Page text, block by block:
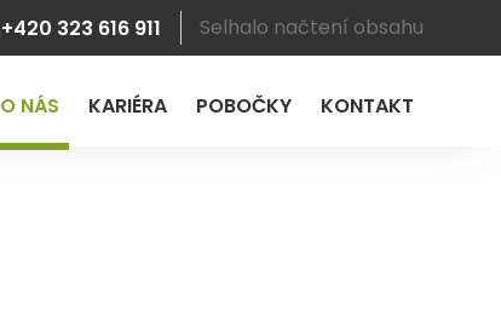
O NÁS KARIÉRA POBOČKY KONTAKT
+420 323 616 911 Selhalo načtení obsahu